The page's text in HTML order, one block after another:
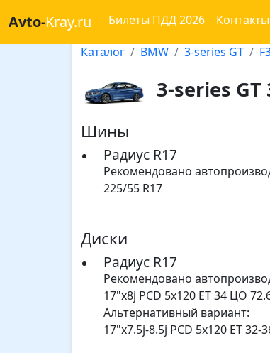
Avto-Kray.ru Билеты ПДД 2026 Контакты
Каталог BMW 3-series GT
3-series
Шины
Радиус R17
Рекомендовано
225/55 R17
Диски
Радиус R17
Рекомендовано
17"x8j PCD 5x120 ET 34 ЦО
Альтернативный вариант:
17"x7.5j-8.5j PCD 5x120 ET 32-